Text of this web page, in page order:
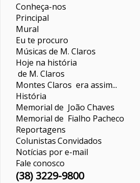
Conheça-nos
Principal
Mural
Eu te procuro
Músicas de M. Claros
Hoje na história
de M. Claros
Montes Claros era assim...
História
Memorial de João Chaves
Memorial de Fialho Pacheco
Reportagens
ColunistasConvidados
Notícias por e-mail
Fale conosco
(38) 3229-9800